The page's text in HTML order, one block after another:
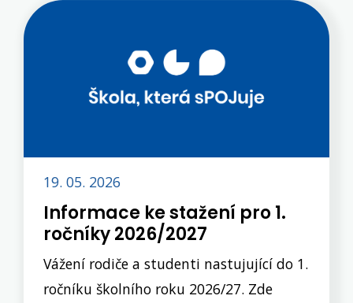
Projekty → Erasmus+ ...zde.
19. 05. 2026
Informace ke stažení pro 1.
ročníky 2026/2027
Vážení rodiče a studenti nastujující do 1.
ročníku školního roku 2026/27. Zde